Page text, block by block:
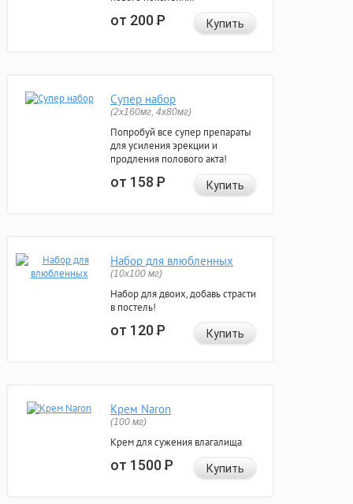
от 200Р Купить
Супер набор
(2х160мг, 4х80мг)
Попробуй все супер препараты
для усиления эрекции и
продления полового акта!
от 158Р Купить
Набор для влюбленных
(10х100 мг)
Набор для двоих, добавь страсти
в постель!
от 120Р Купить
Крем Naron
(100 мг)
Крем для сужения влагалища
от 1500Р Купить